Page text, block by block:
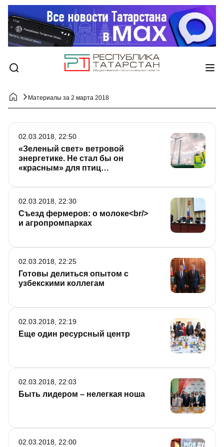
Материалы за 2 марта 2018
«Зеленый свет» ветровой
энергетике. Не стал бы он
«красным» для птиц…
02.03.2018, 22:50
Съезд фермеров: о молоке<br/>
и агропромпарках
02.03.2018, 22:30
Готовы делиться опытом с
узбекскими коллегам
02.03.2018, 22:25
Еще один ресурсный центр
02.03.2018, 22:19
Быть лидером – нелегкая ноша
02.03.2018, 22:03
02.03.2018, 22:00